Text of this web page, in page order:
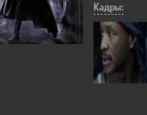
Кадры: